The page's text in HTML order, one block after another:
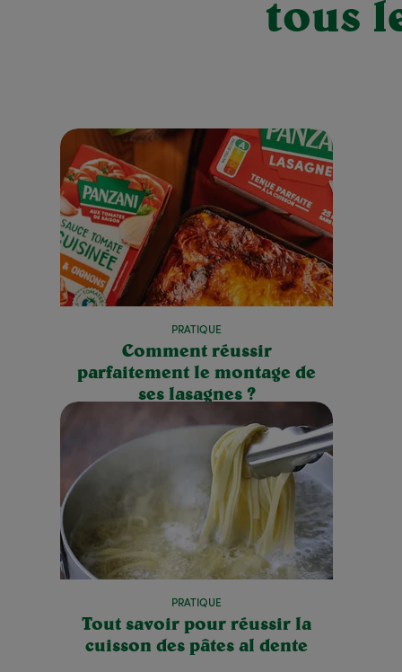
tous
PRATIQUE
Comment réussir
parfaitement le montage de
ses lasagnes ?
PRATIQUE
Tout savoir pour réussir la
cuisson des pâtes al dente